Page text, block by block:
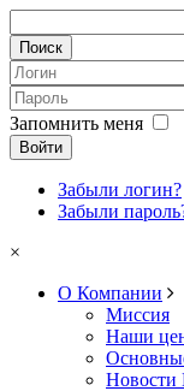
Запомнить меня
Войти
Забыли логин?
Забыли
×
О Компании
Миссия
Наши
Новости